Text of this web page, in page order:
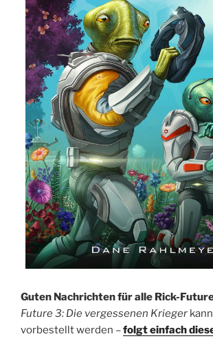
Guten Nachrichten für alle Rick-
Future 3: Die vergessenen Krieger
vorbestellt werden –folgt einfach